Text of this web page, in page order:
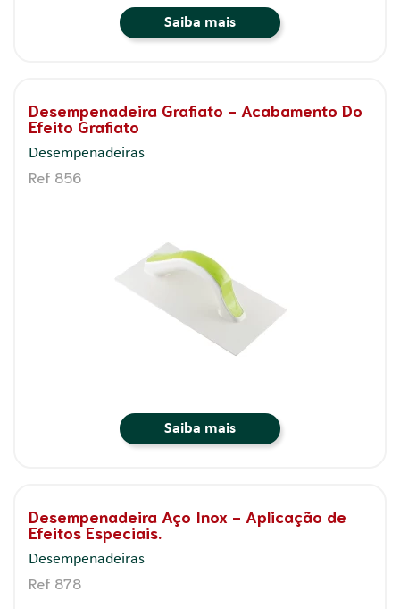
Saiba mais
Desempenadeira Grafiato - Acabamento Do
Efeito Grafiato
Desempenadeiras
Ref 856
Saiba mais
Desempenadeira Aço Inox - Aplicação de
Efeitos Especiais.
Desempenadeiras
Ref 878